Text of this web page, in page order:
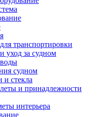
транспортировки
уход за судном
судном
и стекла
и принадлежности
интерьера